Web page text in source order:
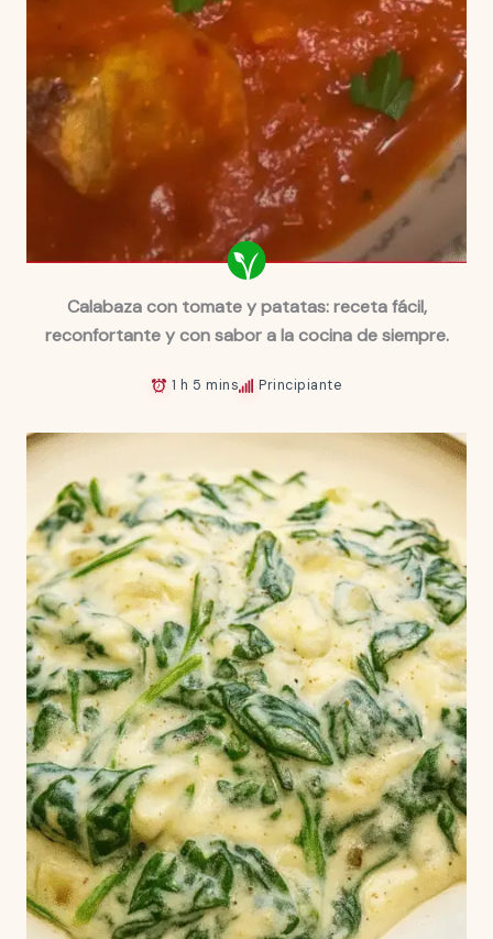
Calabaza con tomate y patatas: receta fácil,
reconfortante y con sabor a la cocina de siempre.
1 h 5 mins Principiante